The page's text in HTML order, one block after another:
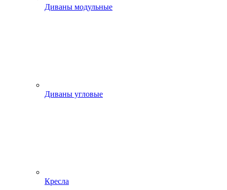
Диваны модульные
Диваны угловые
Кресла